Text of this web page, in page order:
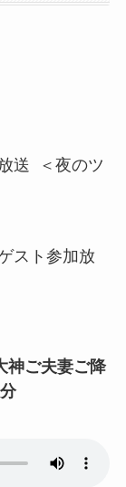
送 ＜夜のツ
スト参加放
神ご夫妻ご降